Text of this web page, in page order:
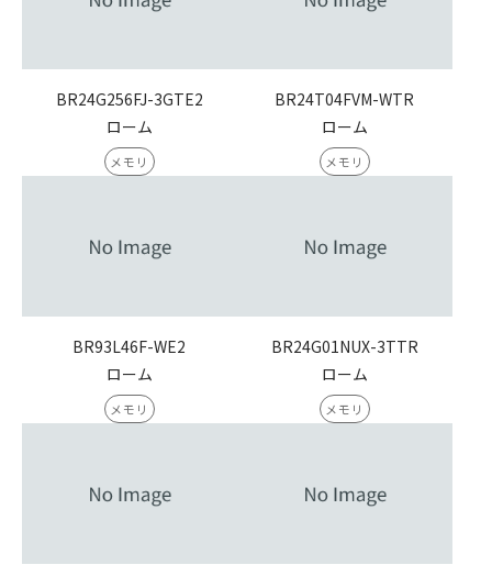
BR24G256FJ-3GTE2
ローム
メモリ
BR24T04FVM-WTR
ローム
メモリ
BR93L46F-WE2
ローム
メモリ
BR24G01NUX-3TTR
ローム
メモリ